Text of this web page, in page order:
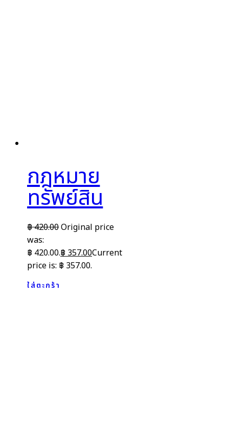
กฎหมาย
ทรัพย์สิน
฿420.00Original price
was:
฿ 420.00.฿357.00Current
price is: ฿ 357.00.
ใส่ตะกร้า